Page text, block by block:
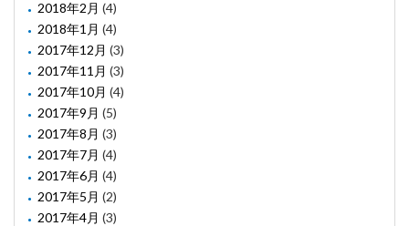
2018年2月 (4)
2018年1月 (4)
2017年12月 (3)
2017年11月 (3)
2017年10月 (4)
2017年9月 (5)
2017年8月 (3)
2017年7月 (4)
2017年6月 (4)
2017年5月 (2)
2017年4月 (3)